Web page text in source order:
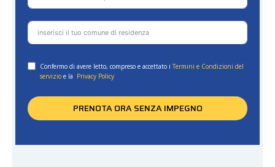
Confermo di avere letto, compreso e accettato iTermini e Condizioni del
servizio e la Privacy Policy
PRENOTA ORA SENZA IMPEGNO